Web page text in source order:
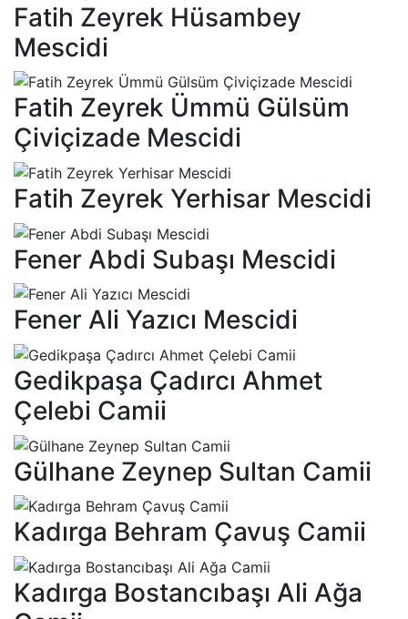
Fatih Zeyrek Hüsambey
Mescidi
Fatih Zeyrek Ümmü Gülsüm
Çiviçizade Mescidi
Fatih Zeyrek Yerhisar Mescidi
Fener Abdi Subaşı Mescidi
Fener Ali Yazıcı Mescidi
Gedikpaşa Çadırcı Ahmet
Çelebi Camii
Gülhane Zeynep Sultan Camii
Kadırga Behram Çavuş Camii
Kadırga Bostancıbaşı Ali Ağa